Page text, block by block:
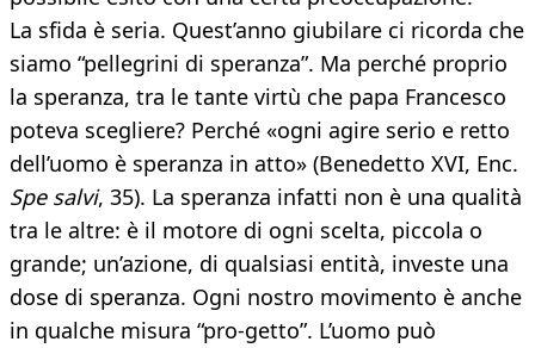
La sfida è seria. Quest’anno giubilare ci ricorda che
siamo “pellegrini di speranza”. Ma perché proprio
la speranza, tra le tante virtù che papa Francesco
poteva scegliere? Perché «ogni agire serio e retto
dell’uomo è speranza in atto» (Benedetto XVI, Enc.
Spe salvi, 35). La speranza infatti non è una qualità
tra le altre: è il motore di ogni scelta, piccola o
grande; un’azione, di qualsiasi entità, investe una
dose di speranza. Ogni nostro movimento è anche
in qualche misura “pro-getto”. L’uomo può